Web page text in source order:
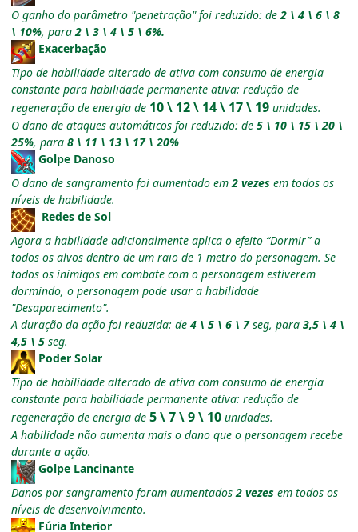
O ganho do parâmetro "penetração" foi reduzido: de2 \ 4 \ 6 \ 8
\ 10%, para2 \ 3 \ 4 \ 5 \ 6%.
Exacerbação
Tipo de habilidade alterado de ativa com consumo de energia
constante para habilidade permanente ativa: redução de
regeneração de energia de 10 \ 12 \ 14 \ 17 \ 19 unidades.
O dano de ataques automáticos foi reduzido: de 5 \ 10 \ 15 \ 20 \
25%, para 8 \ 11 \ 13 \ 17 \ 20%
Golpe Danoso
O dano de sangramento foi aumentado em2 vezes em todos os
níveis de habilidade.
Redes de Sol
Agora a habilidade adicionalmente aplica o efeito “Dormir” a
todos os alvos dentro de um raio de 1 metro do personagem. Se
todos os inimigos em combate com o personagem estiverem
dormindo, o personagem pode usar a habilidade
"Desaparecimento".
A duração da ação foi reduzida: de 4 \ 5 \ 6 \ 7seg, para 3,5 \ 4 \
4,5 \ 5 seg.
Poder Solar
Tipo de habilidade alterado de ativa com consumo de energia
constante para habilidade permanente ativa: redução de
regeneração de energia de 5 \ 7 \ 9 \ 10 unidades.
A habilidade não aumenta mais o dano que o personagem recebe
durante a ação.
Golpe Lancinante
Danos por sangramento foram aumentados2 vezes em todos os
níveis de desenvolvimento.
Fúria Interior